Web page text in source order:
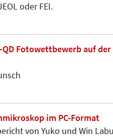
oder FEI.
QD Fotowettbewerb auf
im PC-Format
von Yuko und Win